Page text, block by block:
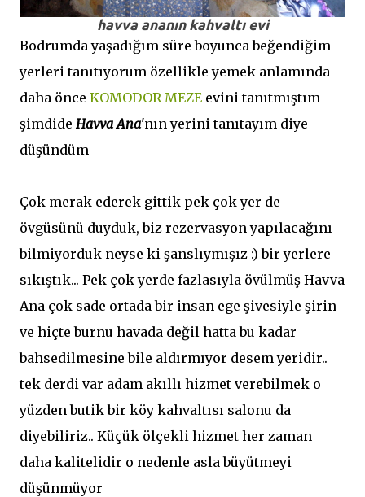
havva ananın kahvaltı evi
Bodrumda yaşadığım süre boyunca beğendiğim
yerleri tanıtıyorum özellikle yemek anlamında
daha önce KOMODOR MEZE evini tanıtmıştım
şimdide Havva Ana'nın yerini tanıtayım diye
düşündüm
Çok merak ederek gittik pek çok yer de
övgüsünü duyduk, biz rezervasyon yapılacağını
bilmiyorduk neyse ki şanslıymışız :) bir yerlere
sıkıştık... Pek çok yerde fazlasıyla övülmüş Havva
Ana çok sade ortada bir insan ege şivesiyle şirin
ve hiçte burnu havada değil hatta bu kadar
bahsedilmesine bile aldırmıyor desem yeridir..
tek derdi var adam akıllı hizmet verebilmek o
yüzden butik bir köy kahvaltısı salonu da
diyebiliriz.. Küçük ölçekli hizmet her zaman
daha kalitelidir o nedenle asla büyütmeyi
düşünmüyor